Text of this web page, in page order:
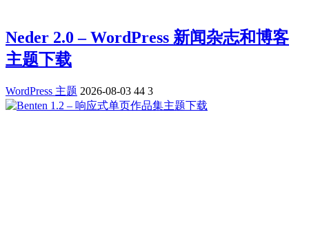
Neder 2.0 – WordPress 新闻杂志和博客
主题下载
WordPress 主题 2026-08-03 44 3